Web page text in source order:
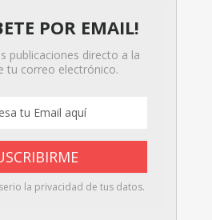
POR EMAIL!
publicaciones directo a la
tu correo electrónico.
la privacidad de tus datos.